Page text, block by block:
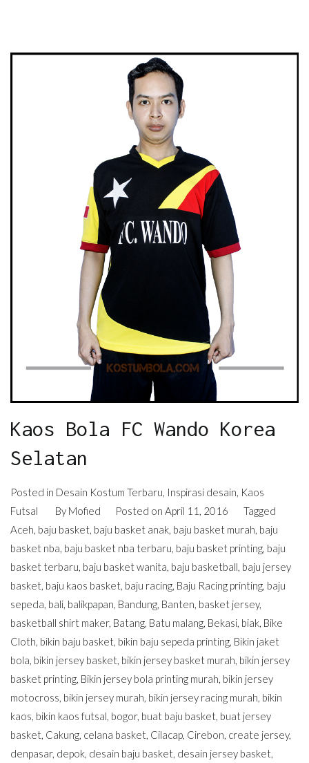
Kaos Bola FC Wando Korea
Selatan
Posted in Desain Kostum Terbaru, Inspirasi desain, Kaos
Futsal
By Mofied Posted onApril 11, 2016
Tagged
Aceh, baju basket, baju basket anak, baju basket murah, baju
basket nba, baju basket nba terbaru, baju basket printing, baju
basket terbaru, baju basket wanita, baju basketball, baju jersey
basket, baju kaos basket, baju racing, Baju Racing printing, baju
sepeda, bali, balikpapan, Bandung, Banten, basket jersey,
basketball shirt maker, Batang, Batu malang, Bekasi, biak, Bike
Cloth, bikin baju basket, bikin baju sepeda printing, Bikin jaket
bola, bikin jersey basket, bikin jersey basket murah, bikin jersey
basket printing, Bikin jersey bola printing murah, bikin jersey
motocross, bikin jersey murah, bikin jersey racing murah, bikin
kaos, bikin kaos futsal, bogor, buat baju basket, buat jersey
basket, Cakung, celana basket, Cilacap, Cirebon, create jersey,
denpasar, depok, desain baju basket, desain jersey basket,